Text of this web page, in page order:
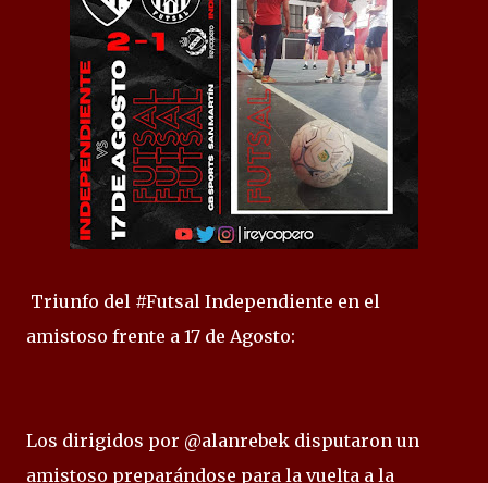
Triunfo del #Futsal Independiente en el
amistoso frente a 17 de Agosto:
Los dirigidos por @alanrebek disputaron un
amistoso preparándose para la vuelta a la